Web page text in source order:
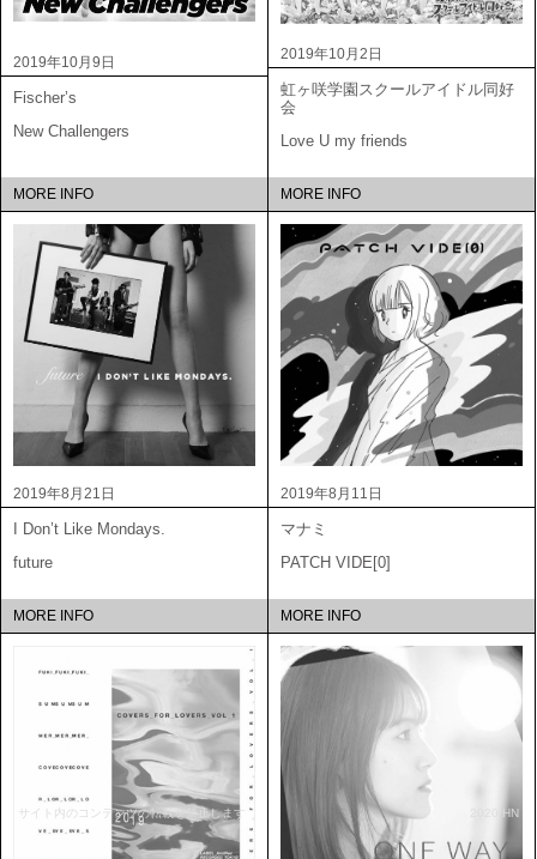
2019年10月9日
Fischer’s
New Challengers
MORE INFO
2019年10月2日
虹ヶ咲学園スクールアイドル同好
会
Love U my friends
MORE INFO
2019年8月21日
I Don’t Like Mondays.
future
MORE INFO
2019年8月11日
マナミ
PATCH VIDE[0]
MORE INFO
サイト内のコンテンツの転載を禁止します 2020 HN